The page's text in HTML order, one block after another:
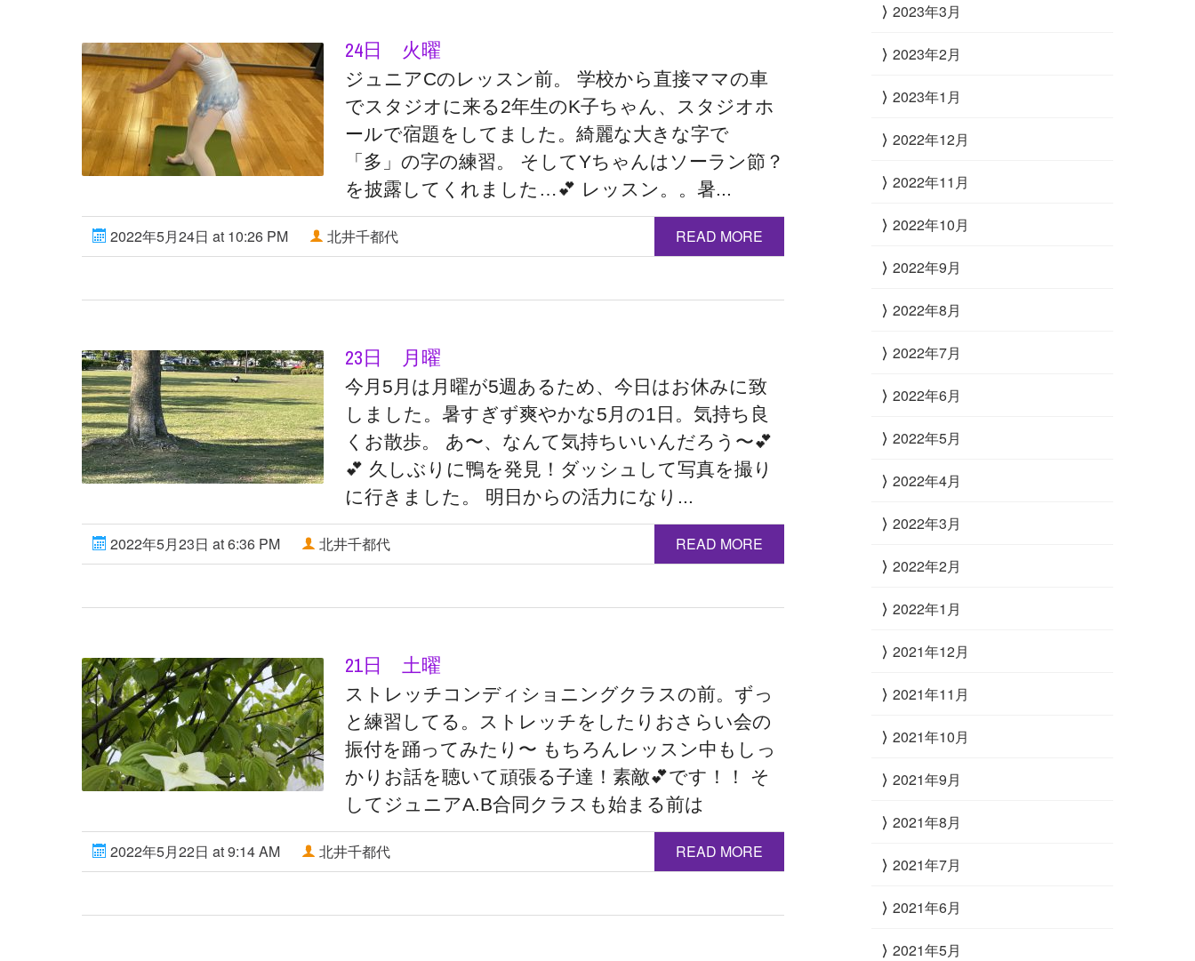
24日 火曜
ジュニアCのレッスン前。 学校から直接ママの車
でスタジオに来る2年生のK子ちゃん、スタジオホ
ールで宿題をしてました。綺麗な大きな字で
「多」の字の練習。 そしてYちゃんはソーラン節？
を披露してくれました…💕 レッスン。。暑...
2022年5月24日 at 10:26 PM 北井千都代 READ MORE
23日 月曜
今月5月は月曜が5週あるため、今日はお休みに致
しました。暑すぎず爽やかな5月の1日。気持ち良
くお散歩。 あ〜、なんて気持ちいいんだろう〜💕
💕 久しぶりに鴨を発見！ダッシュして写真を撮り
に行きました。 明日からの活力になり...
2022年5月23日 at 6:36 PM 北井千都代 READ MORE
21日 土曜
ストレッチコンディショニングクラスの前。ずっ
と練習してる。ストレッチをしたりおさらい会の
振付を踊ってみたり〜 もちろんレッスン中もしっ
かりお話を聴いて頑張る子達！素敵💕です！！ そ
してジュニアA.B合同クラスも始まる前は
2022年5月22日 at 9:14 AM 北井千都代 READ MORE
2023年3月
2023年2月
2023年1月
2022年12月
2022年11月
2022年10月
2022年9月
2022年8月
2022年7月
2022年6月
2022年5月
2022年4月
2022年3月
2022年2月
2022年1月
2021年12月
2021年11月
2021年10月
2021年9月
2021年8月
2021年7月
2021年6月
2021年5月